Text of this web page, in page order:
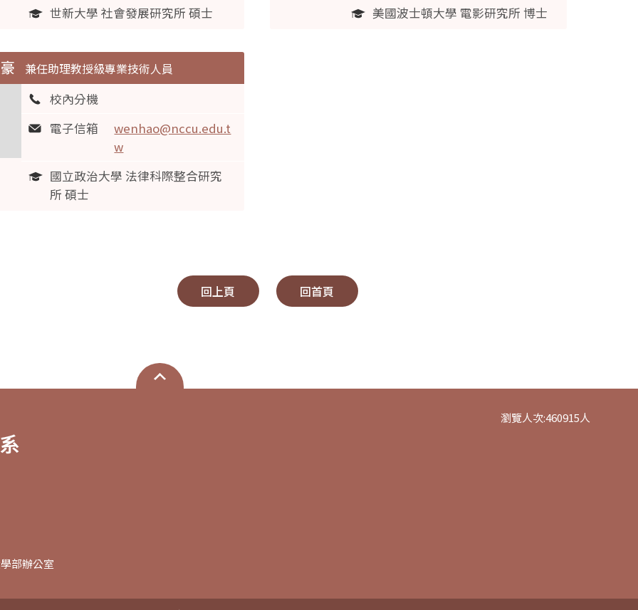
世新大學 社會發展研究所 碩士
美國波士頓大學 電影研究所 博士
兼任助理教授級專業技術人員
校內分機
電子信箱
wenhao@nccu.edu.t
w
國立政治大學 法律科際整合研究
所 碩士
回上頁 回首頁
部辦公室
瀏覽人次:460915人